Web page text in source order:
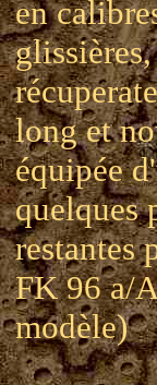
en
long et
équipée
quelques
restantes
FK 96 a/
modèle)